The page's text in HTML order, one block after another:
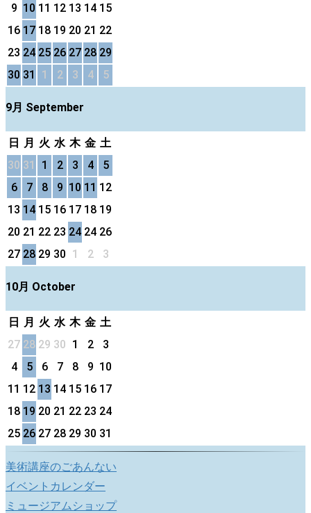
9 10 11 12 13 14 15
16 17 18 19 20 21 22
23 24 25 26 27 28 29
30 31 1 2 3 4 5
9月 September
日 月 火 水 木 金 土
30 31 1 2 3 4
5
6
7 8 9 10 11 12
13 14 15 16 17 18 19
20 21 22 23 24 24 26
27 28 29 30 1 2 3
10月 October
日 月 火 水 木 金 土
27 28 29 30 1 2
3
4
5 6 7 8 9 10
11 12 13 14 15 16 17
18 19 20 21 22 23 24
25 26 27 28 29 30 31
美術講座のごあんない
イベントカレンダー
ミュージアムショップ